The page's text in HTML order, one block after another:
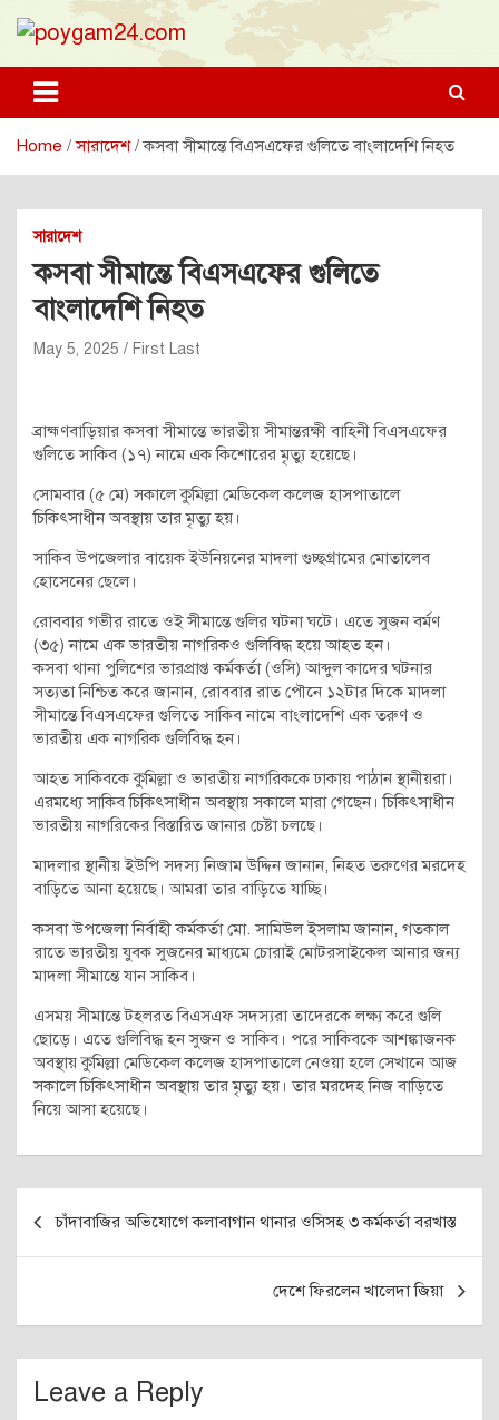
poygam24.com
poygam24.com
Home সারাদেশ কসবা সীমান্তে বিএসএফের গুলিতে বাংলাদেশি নিহত
সারাদেশ
কসবা সীমান্তে বিএসএফের গুলিতে
বাংলাদেশি নিহত
May 5, 2025 First Last
ব্রাহ্মণবাড়িয়ার কসবা সীমান্তে ভারতীয় সীমান্তরক্ষী বাহিনী বিএসএফের
গুলিতে সাকিব (১৭) নামে এক কিশোরের মৃত্যু হয়েছে।
সোমবার (৫ মে) সকালে কুমিল্লা মেডিকেল কলেজ হাসপাতালে
চিকিৎসাধীন অবস্থায় তার মৃত্যু হয়।
সাকিব উপজেলার বায়েক ইউনিয়নের মাদলা গুচ্ছগ্রামের মোতালেব
হোসেনের ছেলে।
রোববার গভীর রাতে ওই সীমান্তে গুলির ঘটনা ঘটে। এতে সুজন বর্মণ
(৩৫) নামে এক ভারতীয় নাগরিকও গুলিবিদ্ধ হয়ে আহত হন।
কসবা থানা পুলিশের ভারপ্রাপ্ত কর্মকর্তা (ওসি) আব্দুল কাদের ঘটনার
সত্যতা নিশ্চিত করে জানান, রোববার রাত পৌনে ১২টার দিকে মাদলা
সীমান্তে বিএসএফের গুলিতে সাকিব নামে বাংলাদেশি এক তরুণ ও
ভারতীয় এক নাগরিক গুলিবিদ্ধ হন।
আহত সাকিবকে কুমিল্লা ও ভারতীয় নাগরিককে ঢাকায় পাঠান স্থানীয়রা।
এরমধ্যে সাকিব চিকিৎসাধীন অবস্থায় সকালে মারা গেছেন। চিকিৎসাধীন
ভারতীয় নাগরিকের বিস্তারিত জানার চেষ্টা চলছে।
মাদলার স্থানীয় ইউপি সদস্য নিজাম উদ্দিন জানান, নিহত তরুণের মরদেহ
বাড়িতে আনা হয়েছে। আমরা তার বাড়িতে যাচ্ছি।
কসবা উপজেলা নির্বাহী কর্মকর্তা মো. সামিউল ইসলাম জানান, গতকাল
রাতে ভারতীয় যুবক সুজনের মাধ্যমে চোরাই মোটরসাইকেল আনার জন্য
মাদলা সীমান্তে যান সাকিব।
এসময় সীমান্তে টহলরত বিএসএফ সদস্যরা তাদেরকে লক্ষ্য করে গুলি
ছোড়ে। এতে গুলিবিদ্ধ হন সুজন ও সাকিব। পরে সাকিবকে আশঙ্কাজনক
অবস্থায় কুমিল্লা মেডিকেল কলেজ হাসপাতালে নেওয়া হলে সেখানে আজ
সকালে চিকিৎসাধীন অবস্থায় তার মৃত্যু হয়। তার মরদেহ নিজ বাড়িতে
নিয়ে আসা হয়েছে।
Post
navigation
চাঁদাবাজির অভিযোগে কলাবাগান থানার ওসিসহ ৩ কর্মকর্তা বরখাস্ত
দেশে ফিরলেন খালেদা জিয়া
Leave a Reply